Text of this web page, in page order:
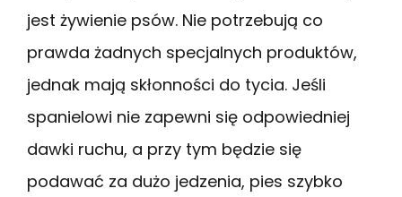
jest żywienie psów. Nie potrzebują co
prawda żadnych specjalnych produktów,
jednak mają skłonności do tycia. Jeśli
spanielowi nie zapewni się odpowiedniej
dawki ruchu, a przy tym będzie się
podawać za dużo jedzenia, pies szybko